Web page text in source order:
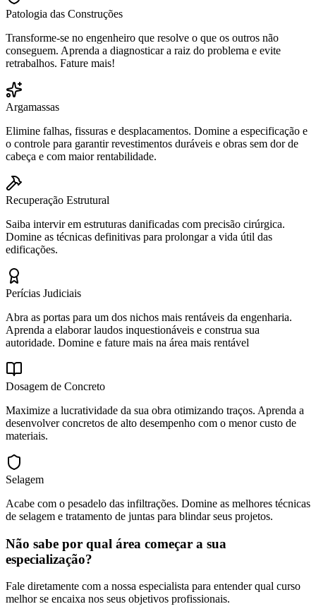
Patologia das Construções
Transforme-se no engenheiro que resolve o que os outros não
conseguem. Aprenda a diagnosticar a raiz do problema e evite
retrabalhos. Fature mais!
Argamassas
Elimine falhas, fissuras e desplacamentos. Domine a especificação e
o controle para garantir revestimentos duráveis e obras sem dor de
cabeça e com maior rentabilidade.
Recuperação Estrutural
Saiba intervir em estruturas danificadas com precisão cirúrgica.
Domine as técnicas definitivas para prolongar a vida útil das
edificações.
Perícias Judiciais
Abra as portas para um dos nichos mais rentáveis da engenharia.
Aprenda a elaborar laudos inquestionáveis e construa sua
autoridade. Domine e fature mais na área mais rentável
Dosagem de Concreto
Maximize a lucratividade da sua obra otimizando traços. Aprenda a
desenvolver concretos de alto desempenho com o menor custo de
materiais.
Selagem
Acabe com o pesadelo das infiltrações. Domine as melhores técnicas
de selagem e tratamento de juntas para blindar seus projetos.
Não sabe por qual área começar a sua
especialização?
Fale diretamente com a nossa especialista para entender qual curso
melhor se encaixa nos seus objetivos profissionais.